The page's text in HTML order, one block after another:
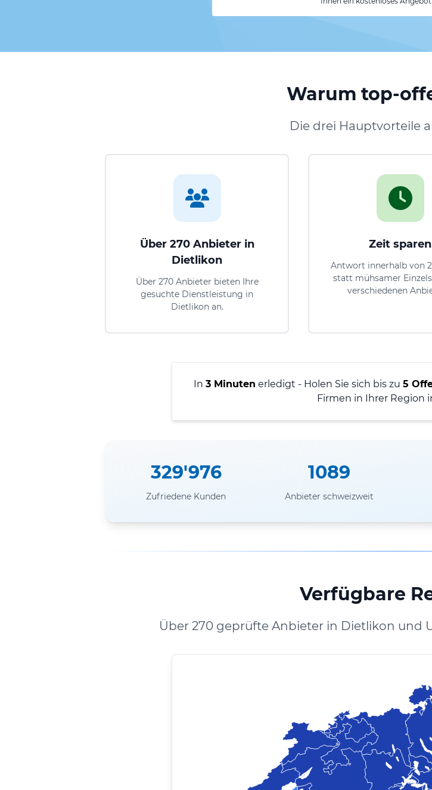
Warum top-
Die drei Hauptvorteile
Über 270 Anbieter in
Dietlikon
Über 270 Anbieter bieten Ihre
gesuchte Dienstleistung in
Dietlikon an.
Zeit sparen
Antwort innerhalb von
statt mühsamer
verschiedenen
In 3 Minuten erledigt - Holen Sie sich bis zu 5
Firmen in Ihrer Region
329'976
Zufriedene Kunden
1089
Anbieter schweizweit
Verfügbare
Über 270 geprüfte Anbieter in Dietlikon und